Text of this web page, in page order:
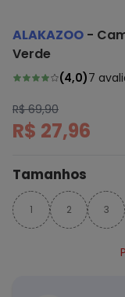
ALAKAZOO -
Verde
(4,0)7
R$ 69,90
R$ 27,96
Tamanhos
1 2 3